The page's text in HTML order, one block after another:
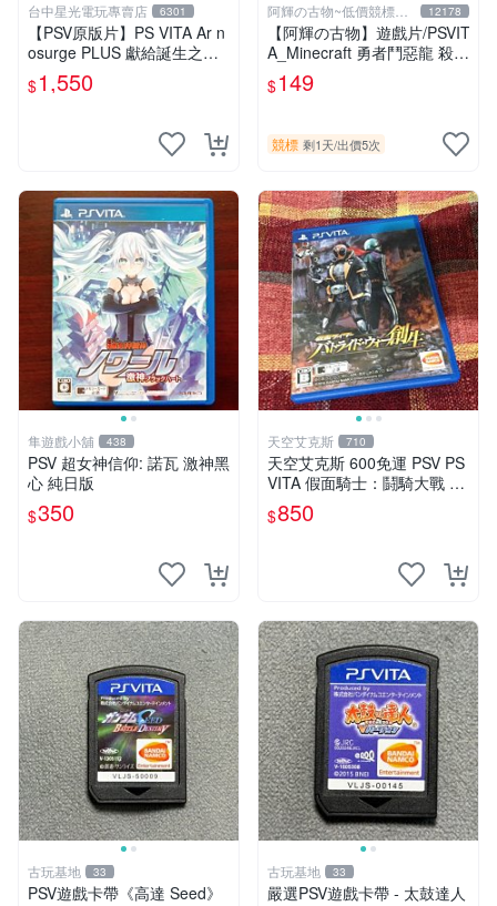
台中星光電玩專賣店 6301
【PSV原版片】PS VITA Ar n
osurge PLUS 獻給誕生之星
的祈禱詩 日文限定版 全新品
【台中星光】
$1,550
阿輝の古物~低價競標五
六日結標
12178
【阿輝の古物】遊戲片/PSVIT
A_Minecraft 勇者鬥惡龍 殺戮
地帶 英雄傳說 槍彈辯駁 一批
合售_刮痕污漬_1元起標無底
$149
競標 剩1天/出價5次
隼遊戲小舖 438
PSV 超女神信仰: 諾瓦 激神黑
心 純日版
$350
天空艾克斯 710
天空艾克斯 600免運 PSV PS
VITA 假面騎士：鬪騎大戰 創
生 普通版 純日版
$850
古玩基地 33
PSV遊戲卡帶《高達 Seed》
古玩基地 33
嚴選PSV遊戲卡帶 - 太鼓達人